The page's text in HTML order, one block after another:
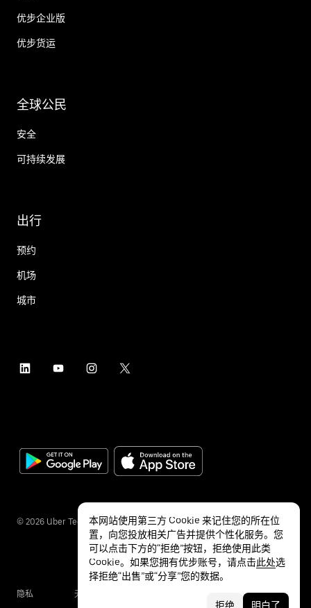
优步企业版
优步货运
全球公民
安全
可持续发展
出行
预约
机场
城市
© 2026 Uber Technologies Inc.
隐私 无障碍服务
本网站使用第三方 Cookie 来记住您的所在位
置，向您投放相关广告并提供个性化服务。您
可以点击下方的“拒绝”按钮，拒绝使用此类
Cookie。如果您拥有优步账号，请点击此处选
择拒绝“出售”或“分享”您的数据。
拒绝 明白了